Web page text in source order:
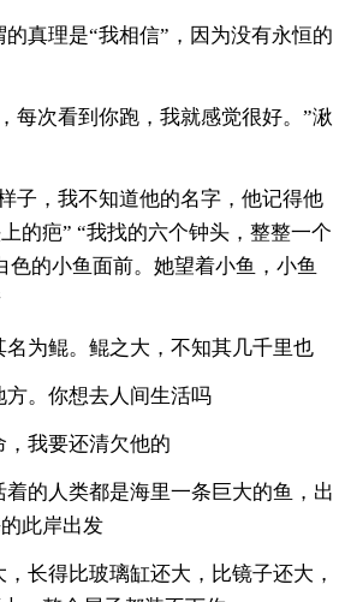
的真理是“我相信”，因为没有永恒的
每次看到你跑，我就感觉很好。”湫
子，我不知道他的名字，他记得他
的疤” “我找的六个钟头，整整一个
色的小鱼面前。她望着小鱼，小鱼
名为鲲。鲲之大，不知其几千里也
方。你想去人间生活吗
，我要还清欠他的
着的人类都是海里一条巨大的鱼，出
此岸出发
长得比玻璃缸还大，比镜子还大，